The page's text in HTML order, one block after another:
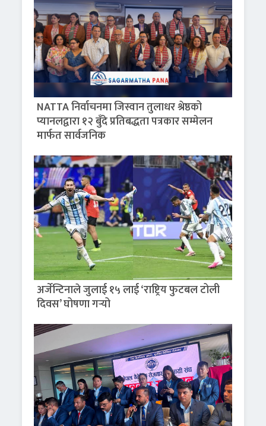
NATTA निर्वाचनमा जिस्वान तुलाधर श्रेष्ठको
प्यानलद्वारा १२ बुँदे प्रतिबद्धता पत्रकार सम्मेलन
मार्फत सार्वजनिक
अर्जेन्टिनाले जुलाई १५ लाई ‘राष्ट्रिय फुटबल टोली
दिवस’ घोषणा गर्‍यो